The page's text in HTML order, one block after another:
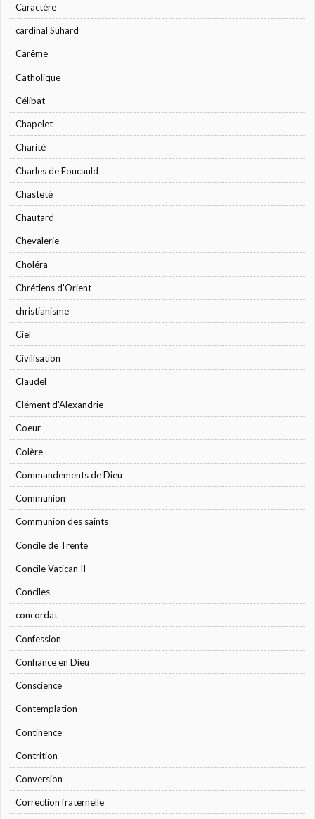
Caractère
cardinal Suhard
Carême
Catholique
Célibat
Chapelet
Charité
Charles de Foucauld
Chasteté
Chautard
Chevalerie
Choléra
Chrétiens d'Orient
christianisme
Ciel
Civilisation
Claudel
Clément d'Alexandrie
Coeur
Colère
Commandements de Dieu
Communion
Communion des saints
Concile de Trente
Concile Vatican II
Conciles
concordat
Confession
Confiance en Dieu
Conscience
Contemplation
Continence
Contrition
Conversion
Correction fraternelle